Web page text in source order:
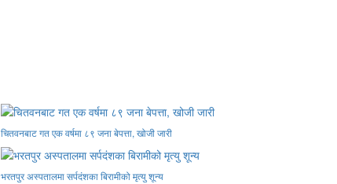
चितवनबाट गत एक वर्षमा ८९ जना बेपत्ता, खोजी जारी
भरतपुर अस्पतालमा सर्पदंशका बिरामीको मृत्यु शून्य